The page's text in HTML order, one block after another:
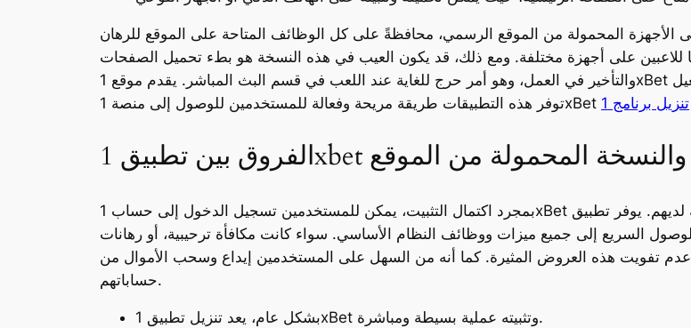
المحمولة من الموقع الرسمي، محافظةً على كل الوظائف المتاحة على الموقع للرهان
للاعبين على أجهزة مختلفة. ومع ذلك، قد يكون العيب في هذه النسخة هو بطء تحميل الصفحات
والتأخير في العمل، وهو أمر حرج للغاية عند اللعب في قسم البث المباشر. يقدم موقع 1xBet تطبيقات سطح المكتب لكل من أنظمة التشغيل Windows وMac.
الفروق بين تطبيق 1xbet والنسخة المحمولة من الموقع
بمجرد اكتمال التثبيت، يمكن للمستخدمين تسجيل الدخول إلى حساب 1xBet الخاص بهم والبدء في المراهنة على الرياضات والأحداث المفضلة لديهم. يوفر تطبيق
السريع إلى جميع ميزات ووظائف النظام الأساسي. سواء كانت مكافأة ترحيبية، أو رهانات
تفويت هذه العروض المثيرة. كما أنه من السهل على المستخدمين إيداع وسحب الأموال من
حساباتهم.
بشكل عام، يعد تنزيل تطبيق 1xBet وتثبيته عملية بسيطة ومباشرة.